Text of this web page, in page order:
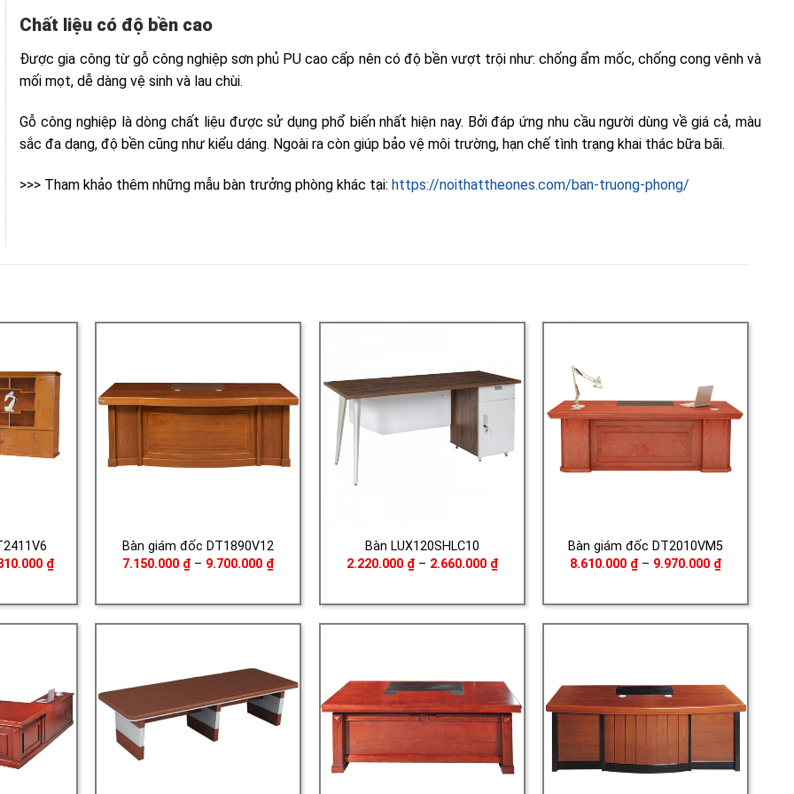
₫Khoảng
giá:
2.020.000 ₫
22.310.000 ₫
Bàn giám đốc DT1890V12
7.150.000 ₫ – 9.700.000 ₫Khoảng
7.150.000 ₫
9.700.000 ₫
Bàn LUX120SHLC10
2.220.000 ₫ – 2.660.000 ₫Khoảng
giá:
2.220.000 ₫
2.660.000 ₫
Bàn giám đốc DT2010VM5
8.610.000 ₫ – 9.970.000 ₫Khoảng
8.610.000 ₫
9.970.000 ₫